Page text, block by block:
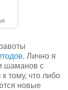
. Лично я
шаманов с
тому, что либо
новые